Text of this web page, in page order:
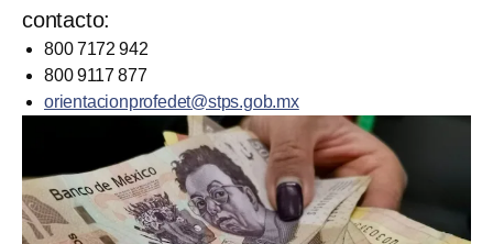
contacto:
800 7172 942
800 9117 877
orientacionprofedet@stps.gob.mx